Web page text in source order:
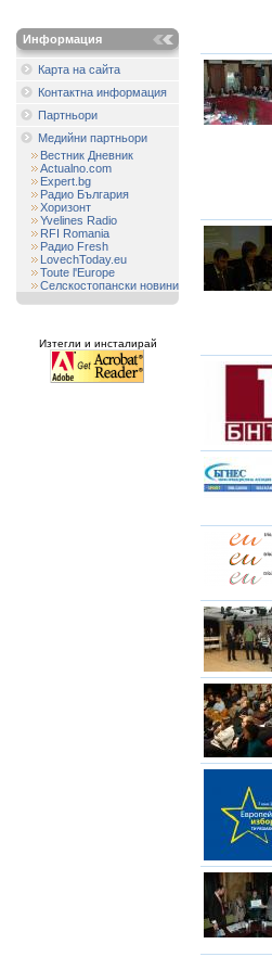
Информация
Карта на сайта
Контактна информация
Партньори
Медийни партньори
Вестник Дневник
Actualno.com
Expert.bg
Радио България
Хоризонт
Yvelines Radio
RFI Romania
Радио Fresh
LovechToday.eu
Toute l'Europe
Селскостопански новини
Изтегли и инсталирай